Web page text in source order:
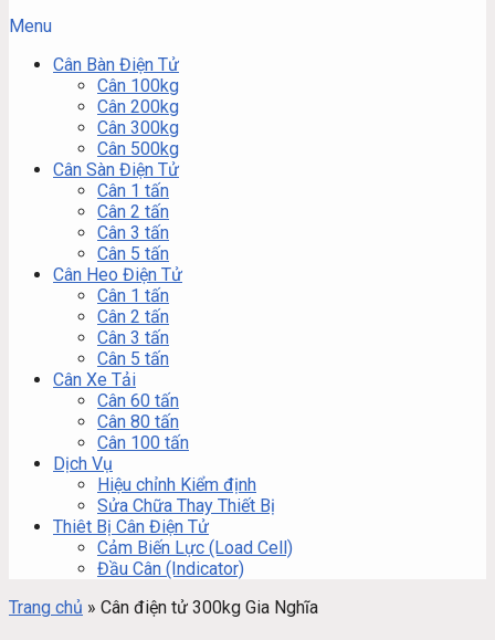
Menu
Cân Bàn Điện Tử
Cân 100kg
Cân 200kg
Cân 300kg
Cân 500kg
Cân Sàn Điện Tử
Cân 1 tấn
Cân 2 tấn
Cân 3 tấn
Cân 5 tấn
Cân Heo Điện Tử
Cân 1 tấn
Cân 2 tấn
Cân 3 tấn
Cân 5 tấn
Cân Xe Tải
Cân 60 tấn
Cân 80 tấn
Cân 100 tấn
Dịch Vụ
Hiệu chỉnh Kiểm định
Sửa Chữa Thay Thiết Bị
Thiêt Bị Cân Điện Tử
Cảm Biến Lực (Load Cell)
Đầu Cân (Indicator)
Trang chủ » Cân điện tử 300kg Gia Nghĩa